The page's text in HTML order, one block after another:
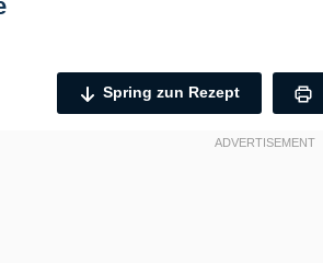
Spring zun Rezept